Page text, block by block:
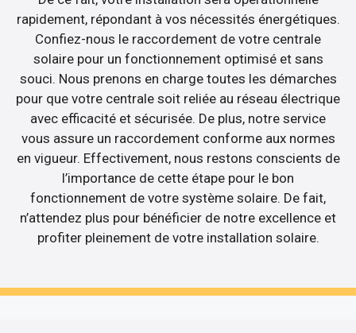
rapidement, répondant à vos nécessités énergétiques.
Confiez-nous le raccordement de votre centrale
solaire pour un fonctionnement optimisé et sans
souci. Nous prenons en charge toutes les démarches
pour que votre centrale soit reliée au réseau électrique
avec efficacité et sécurisée. De plus, notre service
vous assure un raccordement conforme aux normes
en vigueur. Effectivement, nous restons conscients de
l’importance de cette étape pour le bon
fonctionnement de votre système solaire. De fait,
n’attendez plus pour bénéficier de notre excellence et
profiter pleinement de votre installation solaire.